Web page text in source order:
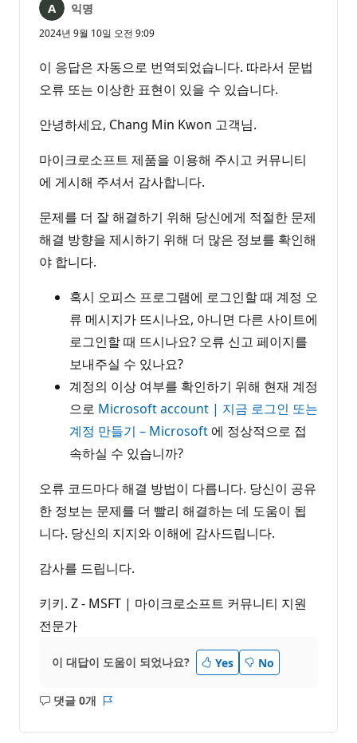
익명
2024년 9월 10일 오전 9:09
이 응답은 자동으로 번역되었습니다. 따라서 문법
오류 또는 이상한 표현이 있을 수 있습니다.
안녕하세요, Chang Min Kwon 고객님.
마이크로소프트 제품을 이용해 주시고 커뮤니티
에 게시해 주셔서 감사합니다.
문제를 더 잘 해결하기 위해 당신에게 적절한 문제
해결 방향을 제시하기 위해 더 많은 정보를 확인해
야 합니다.
혹시 오피스 프로그램에 로그인할 때 계정 오
류 메시지가 뜨시나요, 아니면 다른 사이트에
로그인할 때 뜨시나요? 오류 신고 페이지를
보내주실 수 있나요?
계정의 이상 여부를 확인하기 위해 현재 계정
으로 Microsoft account | 지금 로그인 또는
계정 만들기 – Microsoft 에 정상적으로 접
속하실 수 있습니까?
오류 코드마다 해결 방법이 다릅니다. 당신이 공유
한 정보는 문제를 더 빨리 해결하는 데 도움이 됩
니다. 당신의 지지와 이해에 감사드립니다.
감사를 드립니다.
키키. Z - MSFT | 마이크로소프트 커뮤니티 지원
전문가
이 대답이 도움이 되었나요? Yes No
댓글 0개
설
보